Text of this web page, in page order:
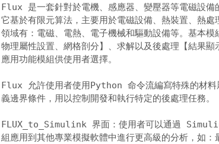
Flux 是一套針對於電機、感應器、變壓器等電磁設
它基於有限元算法，主要用於電磁設備、熱裝置、熱
領域有：電磁、電熱、電子機械和驅動設備等。基本
物理屬性設置、網格剖分】、求解以及後處理【結果
應用功能模組供使用者選擇。
Flux 允許使用者使用Python 命令流編寫特殊的材料
義邊界條件，用以控制開發和執行特定的後處理任務。
FLUX_to_Simulink 界面：使用者可以通過
組應用到其他專業模擬軟體中進行更高級的分析，如